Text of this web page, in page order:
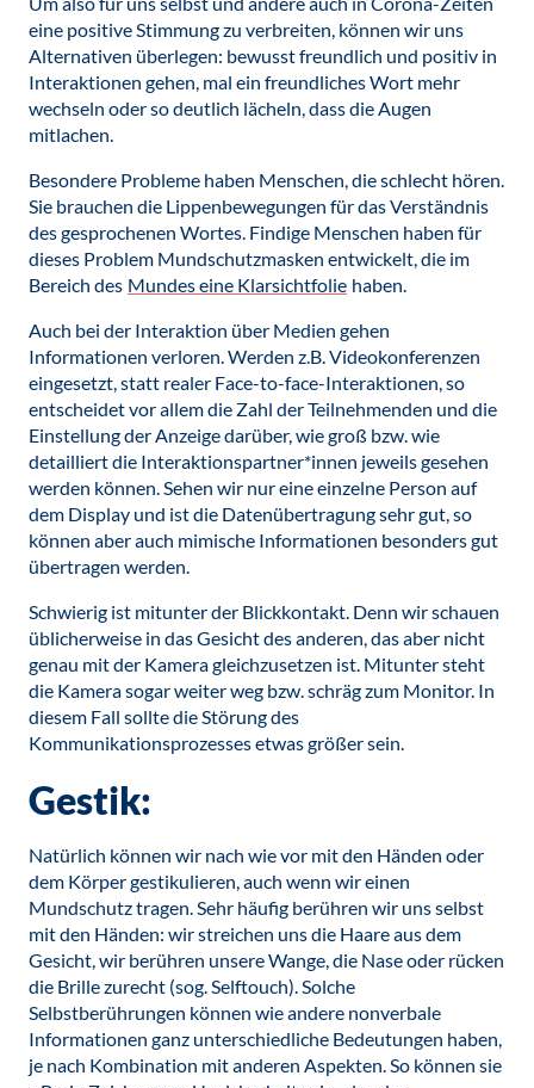
eine positive Stimmung zu verbreiten, können wir uns
Alternativen überlegen: bewusst freundlich und positiv in
Interaktionen gehen, mal ein freundliches Wort mehr
wechseln oder so deutlich lächeln, dass die Augen
mitlachen.
Besondere Probleme haben Menschen, die schlecht hören.
Sie brauchen die Lippenbewegungen für das Verständnis
des gesprochenen Wortes. Findige Menschen haben für
dieses Problem Mundschutzmasken entwickelt, die im
Bereich des Mundes eine Klarsichtfolie haben.
Auch bei der Interaktion über Medien gehen
Informationen verloren. Werden z.B. Videokonferenzen
eingesetzt, statt realer Face-to-face-Interaktionen, so
entscheidet vor allem die Zahl der Teilnehmenden und die
Einstellung der Anzeige darüber, wie groß bzw. wie
detailliert die Interaktionspartner*innen jeweils gesehen
werden können. Sehen wir nur eine einzelne Person auf
dem Display und ist die Datenübertragung sehr gut, so
können aber auch mimische Informationen besonders gut
übertragen werden.
Schwierig ist mitunter der Blickkontakt. Denn wir schauen
üblicherweise in das Gesicht des anderen, das aber nicht
genau mit der Kamera gleichzusetzen ist. Mitunter steht
die Kamera sogar weiter weg bzw. schräg zum Monitor. In
diesem Fall sollte die Störung des
Kommunikationsprozesses etwas größer sein.
Gestik:
Natürlich können wir nach wie vor mit den Händen oder
dem Körper gestikulieren, auch wenn wir einen
Mundschutz tragen. Sehr häufig berühren wir uns selbst
mit den Händen: wir streichen uns die Haare aus dem
Gesicht, wir berühren unsere Wange, die Nase oder rücken
die Brille zurecht (sog. Selftouch). Solche
Selbstberührungen können wie andere nonverbale
Informationen ganz unterschiedliche Bedeutungen haben,
je nach Kombination mit anderen Aspekten. So können sie